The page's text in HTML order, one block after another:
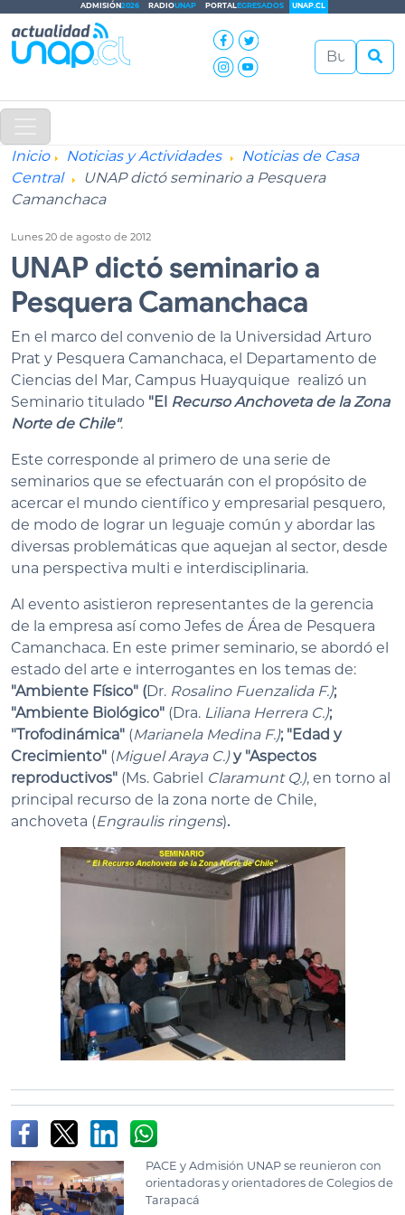
ADMISIÓN2026 RADIOUNAP PORTALEGRESADOS UNAP.CL
Inicio Noticias y Actividades
Noticias de Casa
Central
UNAP dictó seminario a Pesquera
Camanchaca
Lunes 20 de agosto de 2012
UNAP dictó seminario a
Pesquera Camanchaca
En el marco del convenio de la Universidad Arturo
Prat y Pesquera Camanchaca, el Departamento de
Ciencias del Mar, Campus Huayquique realizó un
Seminario titulado "El Recurso Anchoveta de la Zona
Norte de Chile".
Este corresponde al primero de una serie de
seminarios que se efectuarán con el propósito de
acercar el mundo científico y empresarial pesquero,
de modo de lograr un leguaje común y abordar las
diversas problemáticas que aquejan al sector, desde
una perspectiva multi e interdisciplinaria.
Al evento asistieron representantes de la gerencia
de la empresa así como Jefes de Área de Pesquera
Camanchaca. En este primer seminario, se abordó el
estado del arte e interrogantes en los temas de:
"Ambiente Físico" (Dr. Rosalino FuenzalidaF.);
"Ambiente Biológico" (Dra. Liliana HerreraC.);
"Trofodinámica" (Marianela MedinaF.); "Edad y
Crecimiento" (Miguel Araya C.)y "Aspectos
reproductivos" (Ms. Gabriel Claramunt Q.), en torno al
principal recurso de la zona norte de Chile,
anchoveta (Engraulis ringens).
PACE y Admisión UNAP se reunieron con
orientadoras y orientadores de Colegios de
Tarapacá